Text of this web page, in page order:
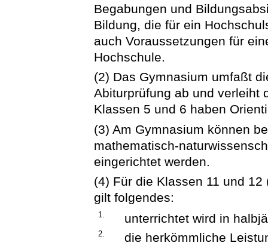
Begabungen und
Bildung, die für ein
auch Voraussetzungen für
Hochschule.
(2) Das Gymnasium umfaßt
Abiturprüfung ab und verleiht
Klassen 5 und 6 haben
(3) Am Gymnasium können
mathematisch-
eingerichtet werden.
(4) Für die Klassen 11 und
gilt folgendes:
1. unterrichtet wird in
2.
die herkömmliche